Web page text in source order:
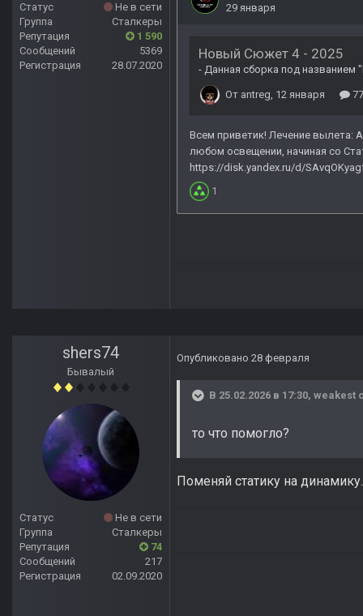
Статус
Не в сети
Группа
Сталкеры
Репутация
1 590
Сообщений
5369
Регистрация
28.07.2020
shers74
Бывалый
Статус
Не в сети
Группа
Сталкеры
Репутация
74
Сообщений
217
Регистрация
02.09.2020
Опубликовано 28 февраля
В 25.02.2026 в 17:30, weakest
то что помогло?
Поменяй статику на динамику.